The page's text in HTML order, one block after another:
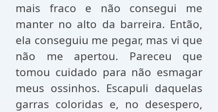
mais fraco e não consegui me
manter no alto da barreira. Então,
ela conseguiu me pegar, mas vi que
não me apertou. Pareceu que
tomou cuidado para não esmagar
meus ossinhos. Escapuli daquelas
garras coloridas e, no desespero,